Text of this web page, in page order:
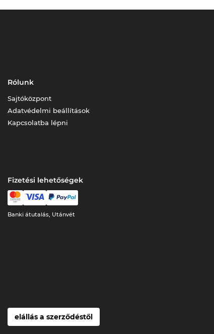
Rólunk
Sajtóközpont
Adatvédelmi beállítások
Kapcsolatba lépni
Fizetési lehetőségek
Banki átutalás, Utánvét
elállás a szerződéstől